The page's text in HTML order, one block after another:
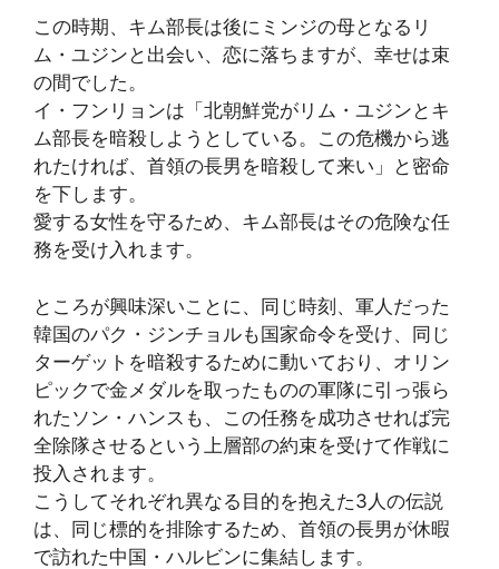
この時期、キム部長は後にミンジの母となるリ
ム・ユジンと出会い、恋に落ちますが、幸せは束
の間でした。
イ・フンリョンは「北朝鮮党がリム・ユジンとキ
ム部長を暗殺しようとしている。この危機から逃
れたければ、首領の長男を暗殺して来い」と密命
を下します。
愛する女性を守るため、キム部長はその危険な任
務を受け入れます。
ところが興味深いことに、同じ時刻、軍人だった
韓国のパク・ジンチョルも国家命令を受け、同じ
ターゲットを暗殺するために動いており、オリン
ピックで金メダルを取ったものの軍隊に引っ張ら
れたソン・ハンスも、この任務を成功させれば完
全除隊させるという上層部の約束を受けて作戦に
投入されます。
こうしてそれぞれ異なる目的を抱えた3人の伝説
は、同じ標的を排除するため、首領の長男が休暇
で訪れた中国・ハルビンに集結します。